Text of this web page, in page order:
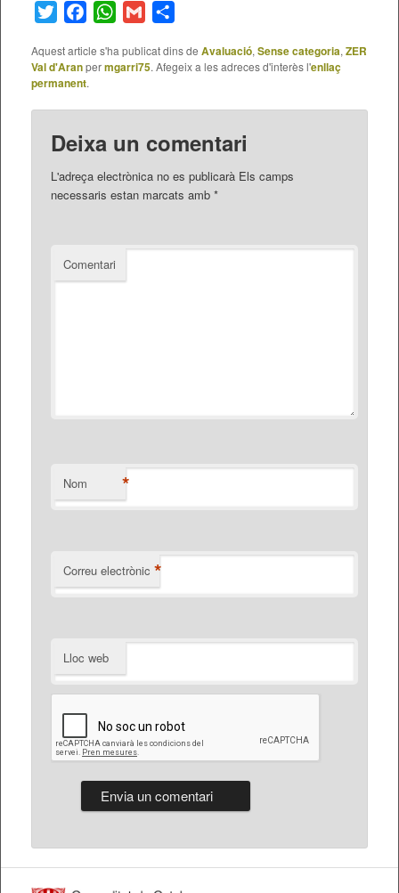
TwitterFacebookWhatsApp
Gmail
Aquest article s'ha publicat dins de Avaluació, Sense categoria, ZER
Val d'Aranpermgarri75. Afegeix a les adreces d'interès l'enllaç
permanent.
Deixa un comentari
L'adreça electrònica no es publicarà Els camps
necessaris estan marcats amb*
Comentari
Nom *
Correu electrònic *
Lloc web